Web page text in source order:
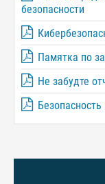
безопасности
Памятка по
Не забудте